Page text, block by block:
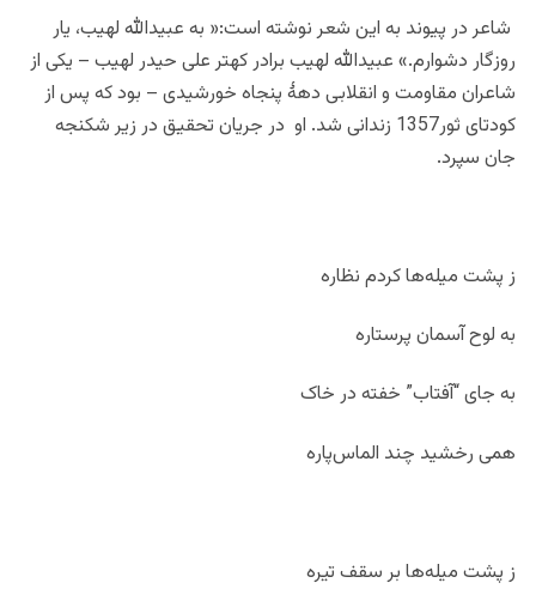
شاعر در پیوند به این شعر نوشته است:« به عبیدالله لهیب، یار
روزگار دشوارم.» عبیدالله لهیب برادر کهتر علی حیدر لهیب – یکی از
شاعران مقاومت و انقلابی دهۀ پنجاه خورشیدی – بود که پس از
کودتای ثور1357 زندانی شد. او در جریان تحقیق در زیر شکنجه
جان سپرد.
ز پشت میله‌ها کردم نظاره
به لوح آسمان پرستاره
به جای “آفتاب” خفته در خاک
همی رخشید چند الماس‌پاره
ز پشت میله‌ها بر سقف تیره